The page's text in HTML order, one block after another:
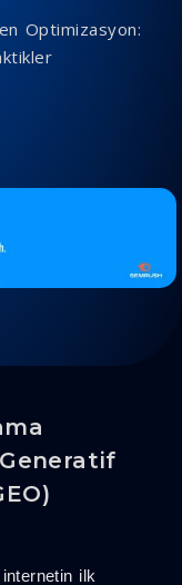
Optimizasyon:
Generatif
ilk